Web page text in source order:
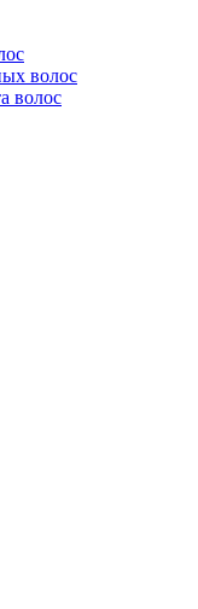
волос
волос